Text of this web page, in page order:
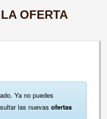
OFERTA
Ya no puedes
las nuevas ofertas